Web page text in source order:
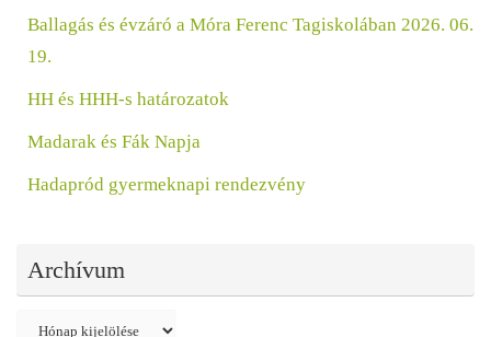
Ballagás és évzáró a Móra Ferenc Tagiskolában 2026. 06.
19.
HH és HHH-s határozatok
Madarak és Fák Napja
Hadapród gyermeknapi rendezvény
Archívum
Archívum